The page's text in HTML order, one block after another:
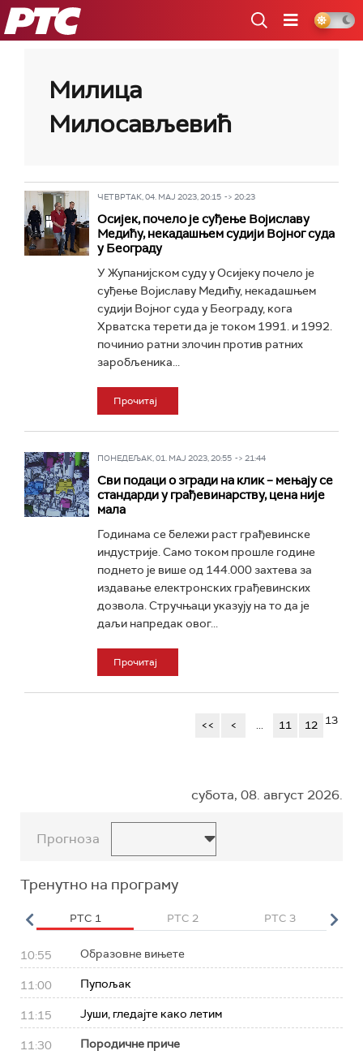
РТС
Милица
Милосављевић
ЧЕТВРТАК, 04. МАЈ 2023, 20:15 -> 20:23
Осијек, почело је суђење Војиславу
Медићу, некадашњем судији Војног суда
у Београду
У Жупанијском суду у Осијеку почело је
суђење Војиславу Медићу, некадашњем
судији Војног суда у Београду, кога
Хрватска терети да је током 1991. и 1992.
починио ратни злочин против ратних
заробљеника...
Прочитај
ПОНЕДЕЉАК, 01. МАЈ 2023, 20:55 -> 21:44
Сви подаци о згради на клик – мењају се
стандарди у грађевинарству, цена није
мала
Годинама се бележи раст грађевинске
индустрије. Само током прошле године
поднето је више од 144.000 захтева за
издавање електронских грађевинских
дозвола. Стручњаци указују на то да је
даљи напредак овог...
Прочитај
<< < ... 11 12 13
субота, 08. август 2026.
Прогноза
Тренутно на програму
РТС 1 РТС 2 РТС 3
10:55 Образовне вињете
11:00 Пупољак
11:15 Јуши, гледајте како летим
11:30 Породичне приче